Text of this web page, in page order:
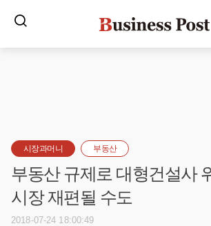
시장과머니 부동산
부동산 규제로 대형건설사
시장 재편될 수도
2018-07-24 18:00:49